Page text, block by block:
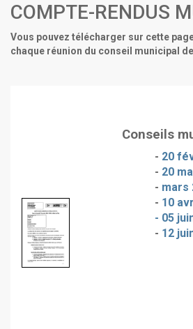
COMPTE-RENDUS
Vous pouvez télécharger sur cette
chaque réunion du conseil municipal
Conseils
- 20
- 20
- mars
- 10
- 05
- 12